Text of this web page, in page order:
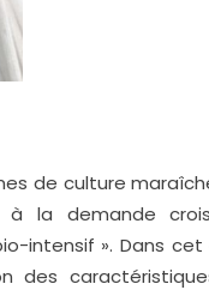
de culture
la demande
intensif ». Dans cet
des